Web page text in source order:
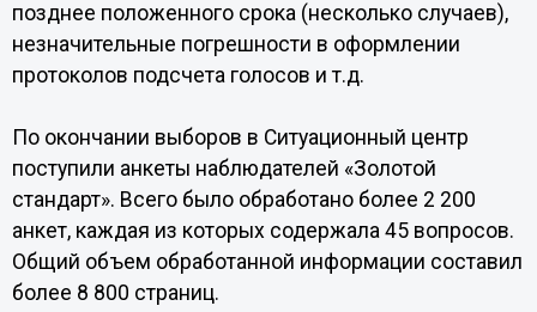
позднее положенного срока (несколько случаев),
незначительные погрешности в оформлении
протоколов подсчета голосов и т.д.
По окончании выборов в Ситуационный центр
поступили анкеты наблюдателей «Золотой
стандарт». Всего было обработано более 2 200
анкет, каждая из которых содержала 45 вопросов.
Общий объем обработанной информации составил
более 8 800 страниц.